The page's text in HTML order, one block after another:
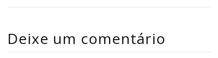
Deixe um comentário